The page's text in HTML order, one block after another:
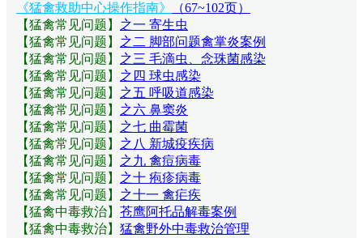
《猛禽救助中心操作指南》
（67~102页）
【猛禽常见问题 】 之一 寄生虫
【猛禽常见问题 】 之二 脚部问题禽掌炎案例
【猛禽常见问题 】 之三 毛滴虫、念珠菌感染
【猛禽常见问题 】 之四 球虫感染
【猛禽常见问题 】 之五 呼吸道感染
【猛禽常见问题 】 之六 鼻窦炎
【猛禽常见问题 】 之七 曲霉菌
【猛禽常见问题 】 之八 新城疫疾病
【猛禽常见问题 】 之九 禽痘病毒
【猛禽常见问题 】 之十 疱疹病毒
【猛禽常见问题 】 之十一 禽疟疾
【猛禽中毒救治】 苍鹰阿托品解毒案例
【猛禽中毒救治】 猛禽野外中毒救治管理